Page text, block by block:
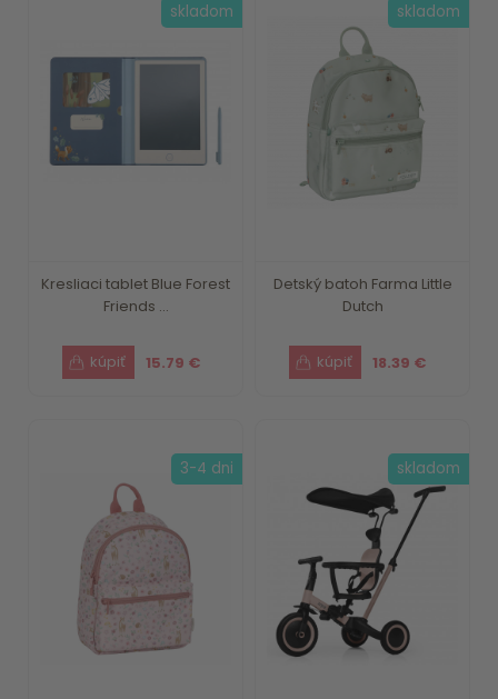
Kresliaci tablet Blue Forest
Friends ...
15.79 €
skladom
Detský batoh Farma Little
Dutch
18.39 €
skladom
3-4 dni skladom